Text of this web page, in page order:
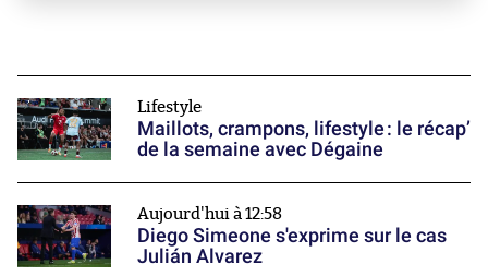
Lifestyle
Maillots, crampons, lifestyle : le récap’
de la semaine avec Dégaine
Aujourd'hui à 12:58
Diego Simeone s'exprime sur le cas
Julián Alvarez